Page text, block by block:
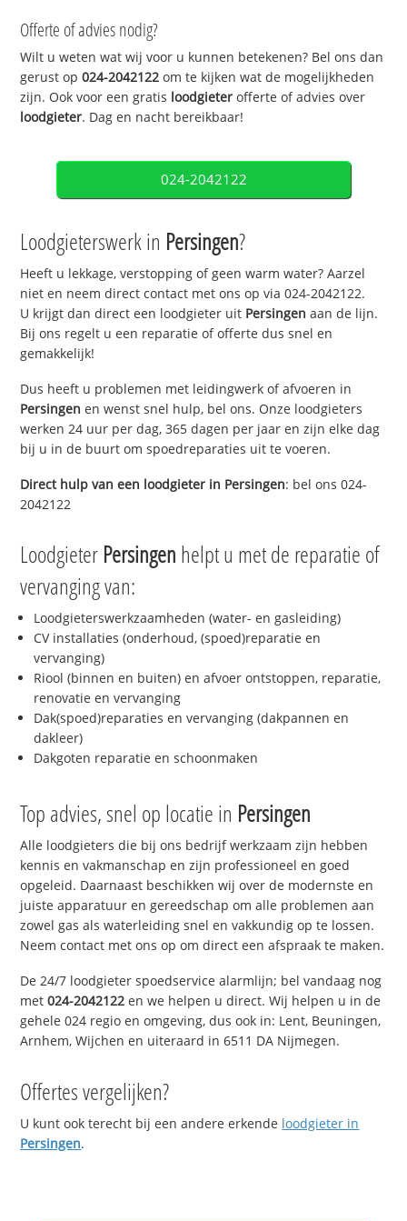
Offerte of advies nodig?
Wilt u weten wat wij voor u kunnen betekenen? Bel ons dan
gerust op024-2042122 om te kijken wat de mogelijkheden
zijn. Ook voor een gratis loodgieter offerte of advies over
loodgieter. Dag en nacht bereikbaar!
024-2042122
Loodgieterswerk in Persingen?
Heeft u lekkage, verstopping of geen warm water? Aarzel
niet en neem direct contact met ons op via 024-2042122.
U krijgt dan direct een loodgieter uit Persingen aan de lijn.
Bij ons regelt u een reparatie of offerte dus snel en
gemakkelijk!
Dus heeft u problemen met leidingwerk of afvoeren in
Persingen en wenst snel hulp, bel ons. Onze loodgieters
werken 24 uur per dag, 365 dagen per jaar en zijn elke dag
bij u in de buurt om spoedreparaties uit te voeren.
Direct hulp van een loodgieter in Persingen: bel ons 024-
2042122
Loodgieter Persingen helpt u met de reparatie of
vervanging van:
Loodgieterswerkzaamheden (water- en gasleiding)
CV installaties (onderhoud, (spoed)reparatie en
vervanging)
Riool (binnen en buiten) en afvoer ontstoppen, reparatie,
renovatie en vervanging
Dak(spoed)reparaties en vervanging (dakpannen en
dakleer)
Dakgoten reparatie en schoonmaken
Top advies, snel op locatie in Persingen
Alle loodgieters die bij ons bedrijf werkzaam zijn hebben
kennis en vakmanschap en zijn professioneel en goed
opgeleid. Daarnaast beschikken wij over de modernste en
juiste apparatuur en gereedschap om alle problemen aan
zowel gas als waterleiding snel en vakkundig op te lossen.
Neem contact met ons op om direct een afspraak te maken.
De 24/7 loodgieter spoedservice alarmlijn; bel vandaag nog
met024-2042122 en we helpen u direct. Wij helpen u in de
gehele 024 regio en omgeving, dus ook in: Lent, Beuningen,
Arnhem, Wijchen en uiteraard in 6511 DA Nijmegen.
Offertes vergelijken?
U kunt ook terecht bij een andere erkende loodgieter in
Persingen.